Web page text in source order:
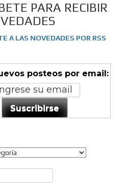
PARA RECIBIR
A LAS NOVEDADES POR RSS
posteos por email:
Suscribirse